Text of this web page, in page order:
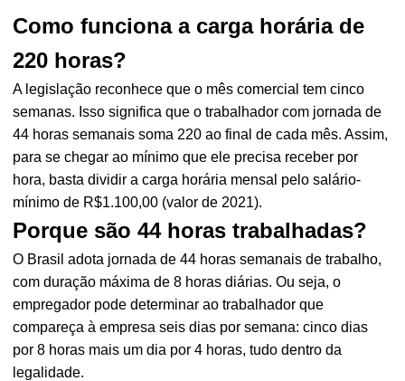
Como funciona a carga horária de
220 horas?
A legislação reconhece que o mês comercial tem cinco
semanas. Isso significa que o trabalhador com jornada de
44 horas semanais soma 220 ao final de cada mês. Assim,
para se chegar ao mínimo que ele precisa receber por
hora, basta dividir a carga horária mensal pelo salário-
mínimo de R$1.100,00 (valor de 2021).
Porque são 44 horas trabalhadas?
O Brasil adota jornada de 44 horas semanais de trabalho,
com duração máxima de 8 horas diárias. Ou seja, o
empregador pode determinar ao trabalhador que
compareça à empresa seis dias por semana: cinco dias
por 8 horas mais um dia por 4 horas, tudo dentro da
legalidade.